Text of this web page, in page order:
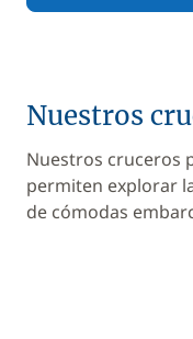
Nuestros
Nuestros cruceros
permiten explorar
de cómodas